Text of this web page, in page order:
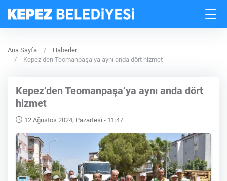
Ana Sayfa
Haberler
Kepez’den Teomanpaşa’ya aynı anda dört hizmet
Kepez’den Teomanpaşa’ya aynı anda dört
hizmet
12 Ağustos 2024, Pazartesi - 11:47